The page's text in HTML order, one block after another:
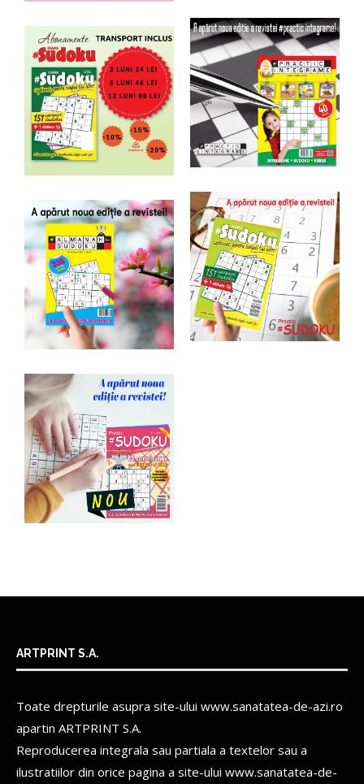
ARTPRINT S.A.
Toate drepturile asupra site-ului www.sanatatea-de-azi.ro
apartin ARTPRINT S.A.
Reproducerea integrala sau partiala a textelor sau a
ilustratiilor din orice pagina a site-ului www.sanatatea-de-